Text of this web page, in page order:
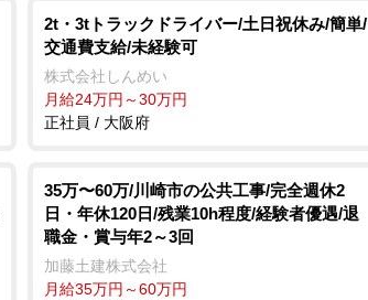
2t・3tトラックドライバー/土日祝休み/簡単/
交通費支給/未経験可
株式会社しんめい
月給24万円～30万円
正社員 / 大阪府
35万〜60万/川崎市の公共工事/完全週休2
日・年休120日/残業10h程度/経験者優遇/退
職金・賞与年2～3回
加藤土建株式会社
月給35万円～60万円